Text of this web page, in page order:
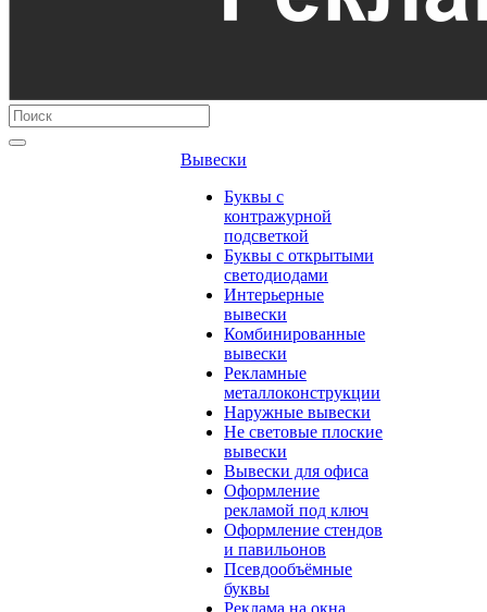
Вывески
Буквы с
контражурной
подсветкой
Буквы с открытыми
светодиодами
Интерьерные
вывески
Комбинированные
вывески
Рекламные
металлоконструкции
Наружные вывески
Не световые плоские
вывески
Вывески для офиса
Оформление
рекламой под ключ
Оформление стендов
и павильонов
Псевдообъёмные
буквы
Реклама на окна